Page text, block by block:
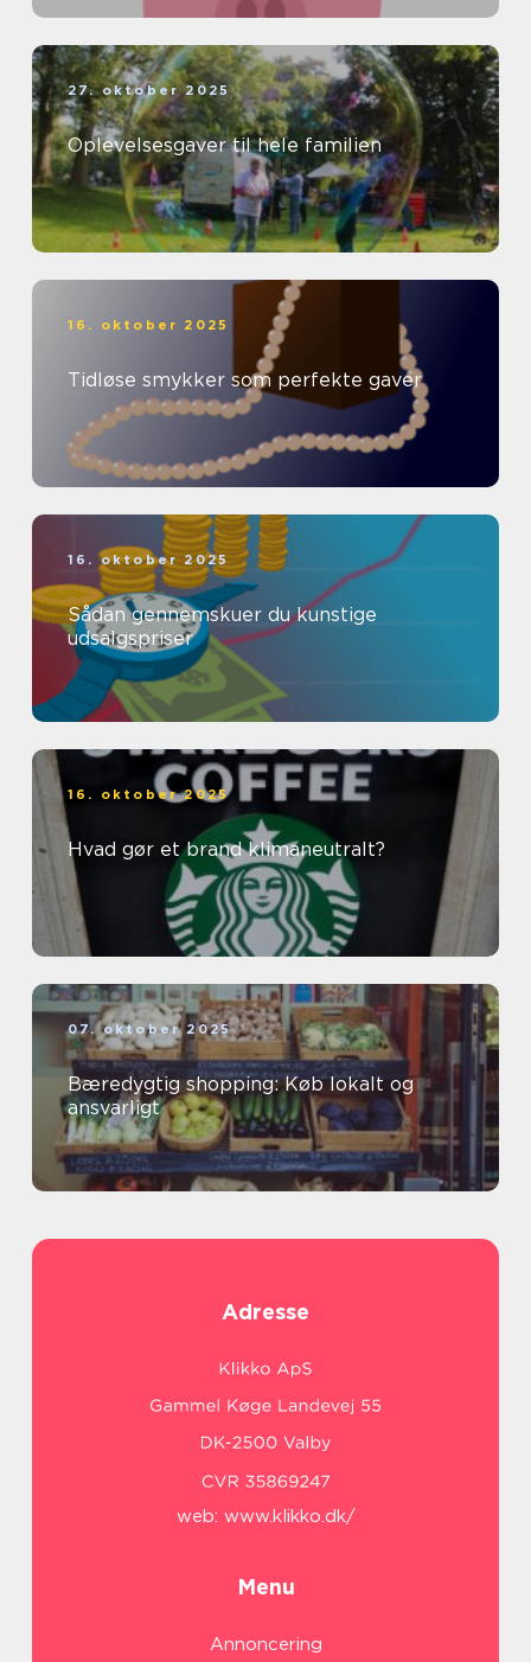
27. oktober 2025
Oplevelsesgaver til hele familien
16. oktober 2025
Tidløse smykker som perfekte gaver
16. oktober 2025
Sådan gennemskuer du kunstige
udsalgspriser
16. oktober 2025
Hvad gør et brand klimaneutralt?
07. oktober 2025
Bæredygtig shopping: Køb lokalt og
ansvarligt
Adresse
web: www.klikko.dk/
Menu
Annoncering